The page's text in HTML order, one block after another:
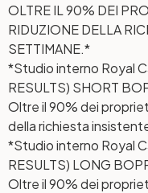
OLTRE IL 90% DEI
RIDUZIONE DELLA
SETTIMANE.*
*Studio interno Royal
RESULTS) SHORT
Oltre il 90% dei
della richiesta
*Studio interno Royal
RESULTS) LONG BOP
Oltre il 90% dei